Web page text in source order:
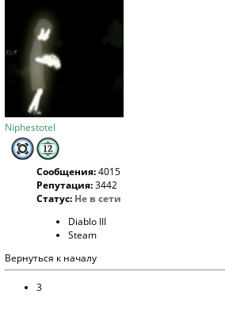
Niphestotel
Сообщения:4015
Репутация:3442
Статус: Не в сети
Diablo III
Steam
Вернуться к началу
3